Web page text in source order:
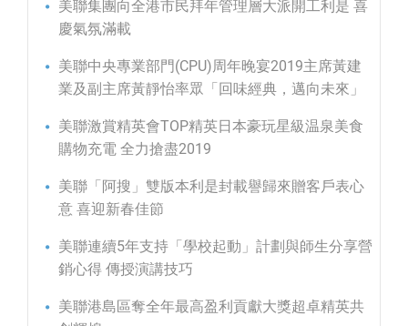
美聯集團向全港市民拜年管理層大派開工利是 喜
慶氣氛滿載
美聯中央專業部門(CPU)周年晚宴2019主席黃建
業及副主席黃靜怡率眾「回味經典，邁向未來」
美聯激賞精英會TOP精英日本豪玩星級温泉美食
購物充電 全力搶盡2019
美聯「阿搜」雙版本利是封載譽歸來贈客戶表心
意 喜迎新春佳節
美聯連續5年支持「學校起動」計劃與師生分享營
銷心得 傳授演講技巧
美聯港島區奪全年最高盈利貢獻大獎超卓精英共